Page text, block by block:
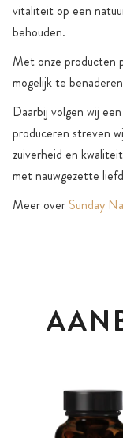
vitaliteit op een
behouden.
Met onze producten
mogelijk te
Daarbij volgen wij
produceren streven
zuiverheid en
met nauwgezette
Meer over Sunday